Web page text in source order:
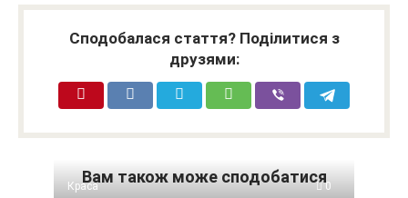
Сподобалася стаття? Поділитися з
друзями:
Вам також може сподобатися
Краса 0